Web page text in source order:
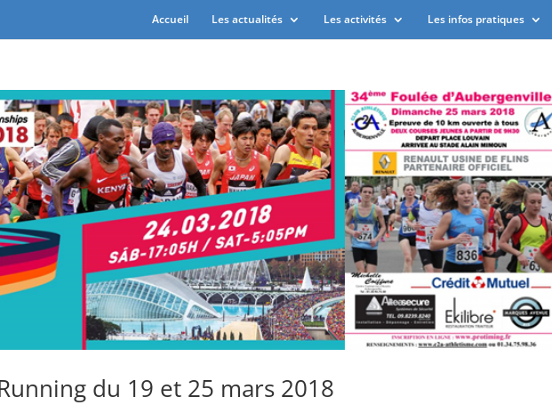
Accueil Les actualités Les activités Les infos pratiques
du 19 et 25 mars 2018